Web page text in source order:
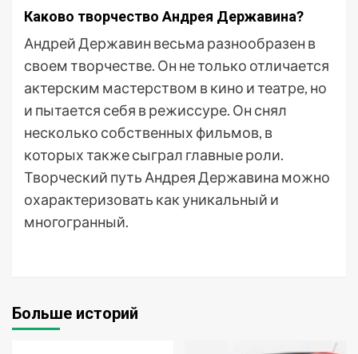
Каково творчество Андрея Державина?
Андрей Державин весьма разнообразен в
своем творчестве. Он не только отличается
актерским мастерством в кино и театре, но
и пытается себя в режиссуре. Он снял
несколько собственных фильмов, в
которых также сыграл главные роли.
Творческий путь Андрея Державина можно
охарактеризовать как уникальный и
многогранный.
Больше историй